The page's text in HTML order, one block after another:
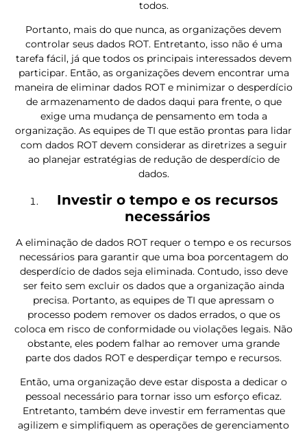
todos.
Portanto, mais do que nunca, as organizações devem
controlar seus dados ROT. Entretanto, isso não é uma
tarefa fácil, já que todos os principais interessados ​​devem
participar. Então, as organizações devem encontrar uma
maneira de eliminar dados ROT e minimizar o desperdício
de armazenamento de dados daqui para frente, o que
exige uma mudança de pensamento em toda a
organização. As equipes de TI que estão prontas para lidar
com dados ROT devem considerar as diretrizes a seguir
ao planejar estratégias de redução de desperdício de
dados.
Investir o tempo e os recursos
necessários
A eliminação de dados ROT requer o tempo e os recursos
necessários para garantir que uma boa porcentagem do
desperdício de dados seja eliminada. Contudo, isso deve
ser feito sem excluir os dados que a organização ainda
precisa. Portanto, as equipes de TI que apressam o
processo podem remover os dados errados, o que os
coloca em risco de conformidade ou violações legais. Não
obstante, eles podem falhar ao remover uma grande
parte dos dados ROT e desperdiçar tempo e recursos.
Então, uma organização deve estar disposta a dedicar o
pessoal necessário para tornar isso um esforço eficaz.
Entretanto, também deve investir em ferramentas que
agilizem e simplifiquem as operações de gerenciamento